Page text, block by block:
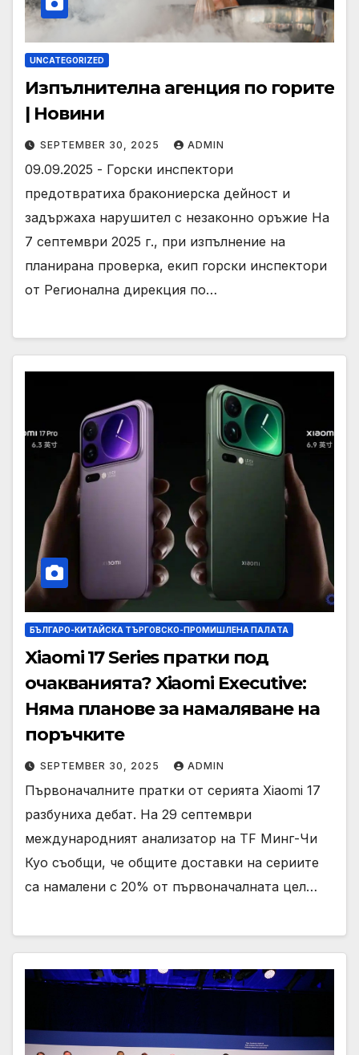
UNCATEGORIZED
Изпълнителна агенция по горите
| Новини
SEPTEMBER 30, 2025 ADMIN
09.09.2025 - Горски инспектори
предотвратиха бракониерска дейност и
задържаха нарушител с незаконно оръжие На
7 септември 2025 г., при изпълнение на
планирана проверка, екип горски инспектори
от Регионална дирекция по…
БЪЛГАРО-КИТАЙСКА ТЪРГОВСКО-ПРОМИШЛЕНА ПАЛAТА
Xiaomi 17 Series пратки под
очакванията? Xiaomi Executive:
Няма планове за намаляване на
поръчките
SEPTEMBER 30, 2025 ADMIN
Първоначалните пратки от серията Xiaomi 17
разбуниха дебат. На 29 септември
международният анализатор на TF Минг-Чи
Куо съобщи, че общите доставки на сериите
са намалени с 20% от първоначалната цел…